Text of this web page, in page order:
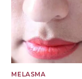
MELASMA